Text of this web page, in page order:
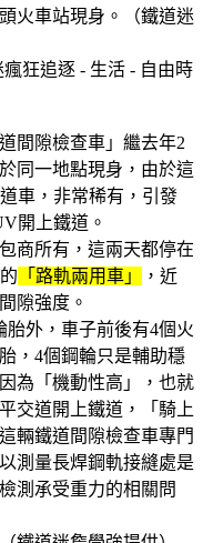
火車站現身。（鐵道迷
狂追逐 - 生活 - 自由時
間隙檢查車」繼去年2
同一地點現身，由於這
車，非常稀有，引發
開上鐵道。
商所有，這兩天都停在
「路軌兩用車」
，近
隙強度。
外，車子前後有4個火
，4個鋼輪只是輔助穩
為「機動性高」，也就
交道開上鐵道，「騎上
輛鐵道間隙檢查車專門
測量長焊鋼軌接縫處是
測承受重力的相關問